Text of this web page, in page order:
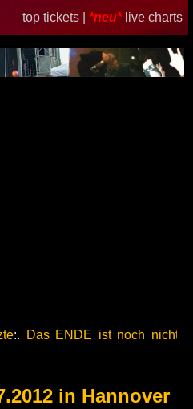
top tickets | *neu* live charts
:.
Das ENDE ist noch nicht
in Hannover